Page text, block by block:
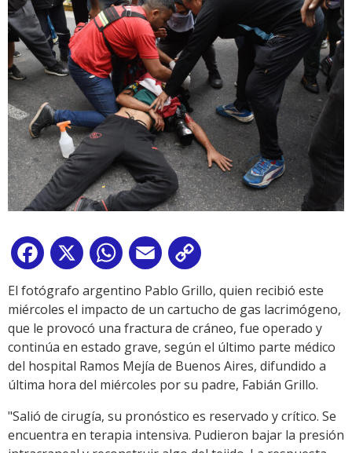
Facebook
X WhatsApp
Email
Link
El fotógrafo argentino Pablo Grillo, quien recibió este
miércoles el impacto de un cartucho de gas lacrimógeno,
que le provocó una fractura de cráneo, fue operado y
continúa en estado grave, según el último parte médico
del hospital Ramos Mejía de Buenos Aires, difundido a
última hora del miércoles por su padre, Fabián Grillo.
"Salió de cirugía, su pronóstico es reservado y crítico. Se
encuentra en terapia intensiva. Pudieron bajar la presión